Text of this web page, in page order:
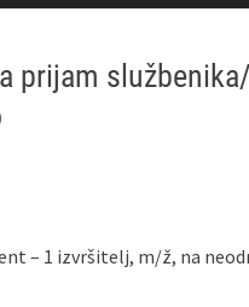
prijam
– 1 izvršitelj, m/ž, na